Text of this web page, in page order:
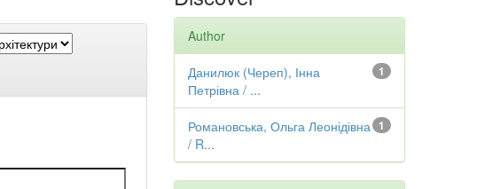
Author
1
Данилюк (Череп), Інна
Петрівна / ...
1
Романовська, Ольга Леонідівна
/ R...